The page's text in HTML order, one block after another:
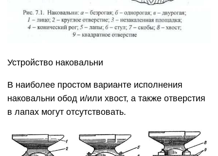
Устройство наковальни
В наиболее простом варианте исполнения
наковальни обод и/или хвост, а также отверстия
в лапах могут отсутствовать.